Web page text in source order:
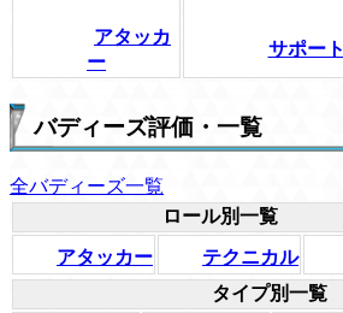
アタッカ
ー
サポート
バディーズ評価・一覧
全バディーズ一覧
ロール別一覧
アタッカー テクニカル
タイプ別一覧